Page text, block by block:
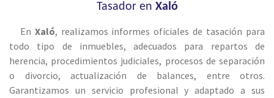
Tasador en Xaló
En Xaló, realizamos informes oficiales de tasación para
todo tipo de inmuebles, adecuados para repartos de
herencia, procedimientos judiciales, procesos de separación
o divorcio, actualización de balances, entre otros.
Garantizamos un servicio profesional y adaptado a sus